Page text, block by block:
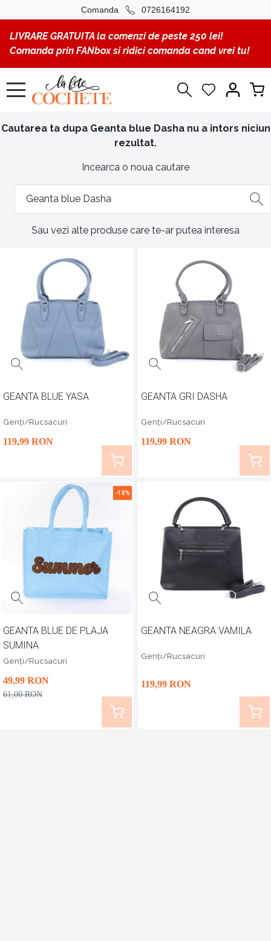
Comanda 0726164192
LIVRARE GRATUITA la comenzi de peste 250 lei!
Comanda prin FANbox si ridici comanda cand vrei tu!
Cautarea ta dupa Geanta blue Dasha nu a intors niciun
rezultat.
Incearca o noua cautare
Sau vezi alte produse care te-ar putea interesa
GEANTA BLUE YASA
Genți/Rucsacuri
119,99 RON
GEANTA GRI DASHA
Genți/Rucsacuri
119,99 RON
-18%
GEANTA BLUE DE PLAJA
SUMINA
Genți/Rucsacuri
49,99 RON
61,00 RON
GEANTA NEAGRA VAMILA
Genți/Rucsacuri
119,99 RON